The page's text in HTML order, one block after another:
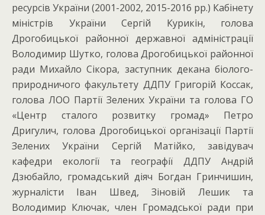
ресурсів України (2001-2002, 2015-2016 рр.) Кабінету
міністрів України Сергій Курикін, голова
Дрогобицької районної державної адміністрації
Володимир Шутко, голова Дрогобицької районної
ради Михайло Сікора, заступник декана біолого-
природничого факультету ДДПУ Григорій Коссак,
голова ЛОО Партії Зелених України та голова ГО
«Центр сталого розвитку громад» Петро
Дригулич, голова Дрогобицької організації Партії
Зелених України Сергій Матійко, завідувач
кафедри екології та географії ДДПУ Андрій
Дзюбайло, громадський діяч Богдан Гринчишин,
журналісти Іван Швед, Зіновій Лешик та
Володимир Ключак, член Громадської ради при